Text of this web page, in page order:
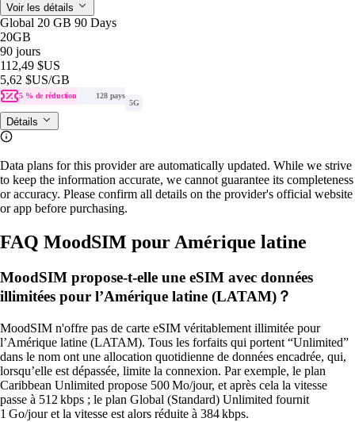
Voir les détails
Global 20 GB 90 Days
20GB
90 jours
112,49 $US
5,62 $US/GB
5 % de réduction
128 pays
5G
Détails
Data plans for this provider are automatically updated. While we strive
to keep the information accurate, we cannot guarantee its completeness
or accuracy. Please confirm all details on the provider's official website
or app before purchasing.
FAQ MoodSIM pour Amérique latine
MoodSIM propose-t-elle une eSIM avec données
illimitées pour l’Amérique latine (LATAM)？
MoodSIM n'offre pas de carte eSIM véritablement illimitée pour
l’Amérique latine (LATAM). Tous les forfaits qui portent “Unlimited”
dans le nom ont une allocation quotidienne de données encadrée, qui,
lorsqu’elle est dépassée, limite la connexion. Par exemple, le plan
Caribbean Unlimited propose 500 Mo/jour, et après cela la vitesse
passe à 512 kbps ; le plan Global (Standard) Unlimited fournit
1 Go/jour et la vitesse est alors réduite à 384 kbps.